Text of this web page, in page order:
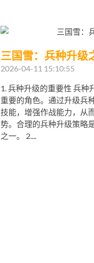
三国雪：兵种升级
2026-04-11 15:10:55
1. 兵种升级的重要性 兵种
重要的角色。通过升级兵
技能，增强作战能力，从
势。合理的兵种升级策略
之一。 2....